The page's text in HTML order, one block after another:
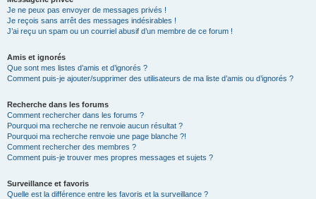
Je ne peux pas envoyer de messages privés !
Je reçois sans arrêt des messages indésirables !
J’ai reçu un spam ou un courriel abusif d’un membre de ce forum !
Amis et ignorés
Que sont mes listes d’amis et d’ignorés ?
Comment puis-je ajouter/supprimer des utilisateurs de ma liste d’amis ou d’ignorés ?
Recherche dans les forums
Comment rechercher dans les forums ?
Pourquoi ma recherche ne renvoie aucun résultat ?
Pourquoi ma recherche renvoie une page blanche ?!
Comment rechercher des membres ?
Comment puis-je trouver mes propres messages et sujets ?
Surveillance et favoris
Quelle est la différence entre les favoris et la surveillance ?